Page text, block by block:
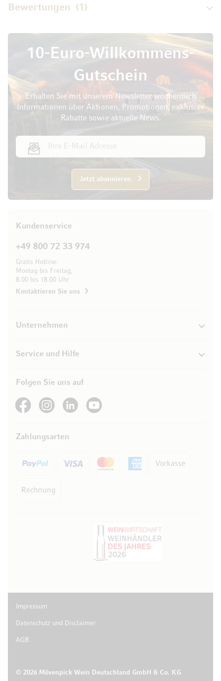
Bewertungen 1
10-Euro-Willkommens-
Gutschein
Erhalten Sie mit unserem Newsletter wöchentlich
Informationen über Aktionen, Promotionen, exklusive
Rabatte sowie aktuelle News.
Jetzt abonnieren
Kundenservice
+49 800 72 33 974
Gratis Hotline:
Montag bis Freitag,
8.00 bis 18.00 Uhr
Kontaktieren Sie uns
Unternehmen
Service und Hilfe
Folgen Sie uns auf
See our FacebookSee our Instagram account
See our LinkedInSee our YouTube channel
Zahlungsarten
Vorkasse
Rechnung
© 2026 Mövenpick Wein Deutschland GmbH & Co. KG
Impressum
Datenschutz und Disclaimer
AGB